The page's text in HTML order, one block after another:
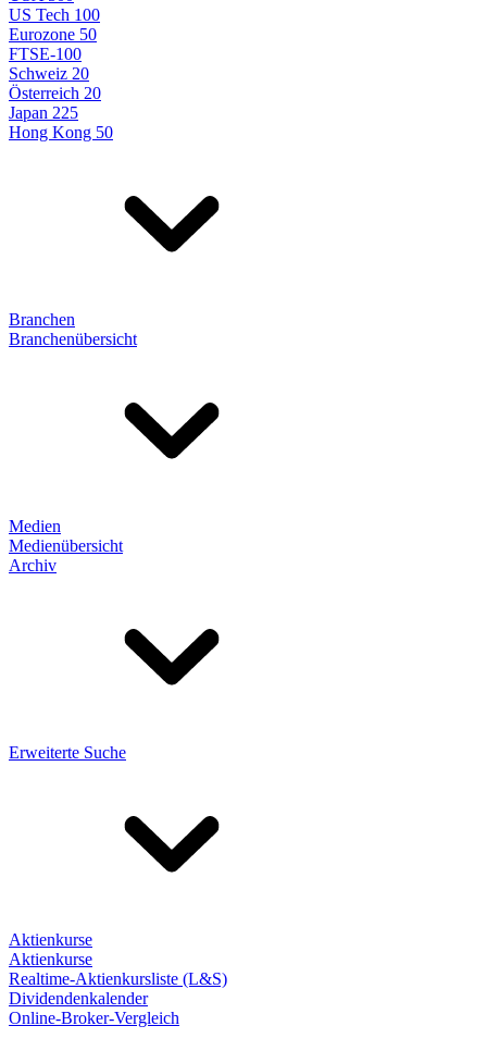
US Tech 100
Eurozone 50
FTSE-100
Schweiz 20
Österreich 20
Japan 225
Hong Kong 50
Branchen
Branchenübersicht
Medien
Medienübersicht
Archiv
Erweiterte Suche
Aktienkurse
Aktienkurse
Realtime-Aktienkursliste (L&S)
Dividendenkalender
Online-Broker-Vergleich